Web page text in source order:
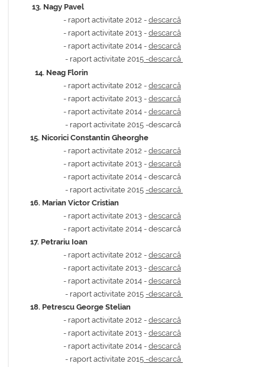
13. Nagy Pavel
- raport activitate 2012 - descarcă
- raport activitate 2013 - descarcă
- raport activitate 2014 - descarcă
- raport activitate 2015 -descarcă
14. Neag Florin
- raport activitate 2012 - descarcă
- raport activitate 2013 - descarcă
- raport activitate 2014 - descarcă
- raport activitate 2015 -descarcă
15. Nicorici Constantin Gheorghe
- raport activitate 2012 - descarcă
- raport activitate 2013 - descarcă
- raport activitate 2014 - descarcă
- raport activitate 2015 -descarcă
16. Marian Victor Cristian
- raport activitate 2013 - descarcă
- raport activitate 2014 - descarcă
17. Petrariu Ioan
- raport activitate 2012 - descarcă
- raport activitate 2013 - descarcă
- raport activitate 2014 - descarcă
- raport activitate 2015 -descarcă
18. Petrescu George Stelian
- raport activitate 2012 - descarcă
- raport activitate 2013 - descarcă
- raport activitate 2014 - descarcă
- raport activitate 2015 -descarcă